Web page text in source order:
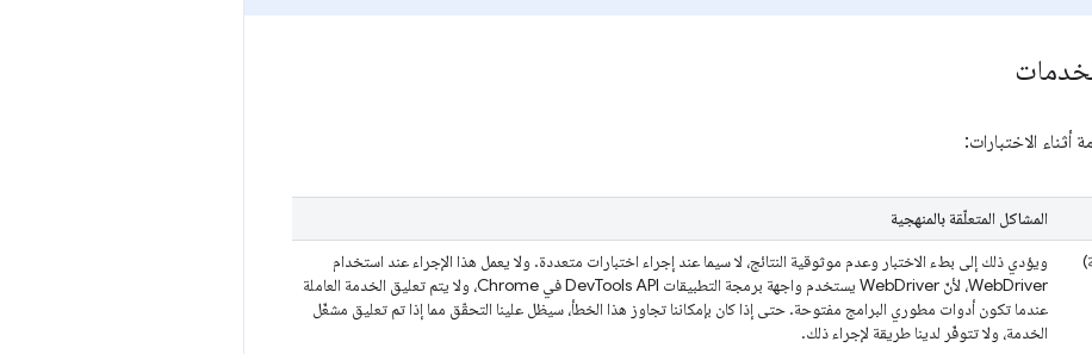
الاختبارات:
المشاكل المتعلّقة بالمنهجية
ويؤدي ذلك إلى بطء الاختبار وعدم موثوقية النتائج، لا سيما عند إجراء اختبارات متعددة. ولا يعمل هذا الإجراء عند استخدام
WebDriver، لأنّ WebDriver يستخدم واجهة برمجة التطبيقات DevTools API في Chrome، ولا يتم تعليق الخدمة العاملة
عندما تكون أدوات مطوري البرامج مفتوحة. حتى إذا كان بإمكاننا تجاوز هذا الخطأ، سيظل علينا التحقّق مما إذا تم تعليق مشغّل
الخدمة، ولا تتوفّر لدينا طريقة لإجراء ذلك.